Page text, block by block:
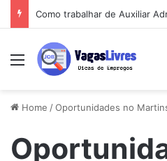
Menu
Home /Oportunidades no